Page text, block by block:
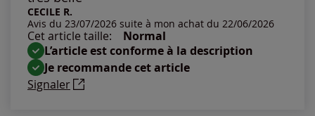
CECILE R.
Avis du 23/07/2026 suite à mon achat du 22/06/2026
Cet article taille:
Normal
L’article est conforme à la description
Je recommande cet article
Signaler